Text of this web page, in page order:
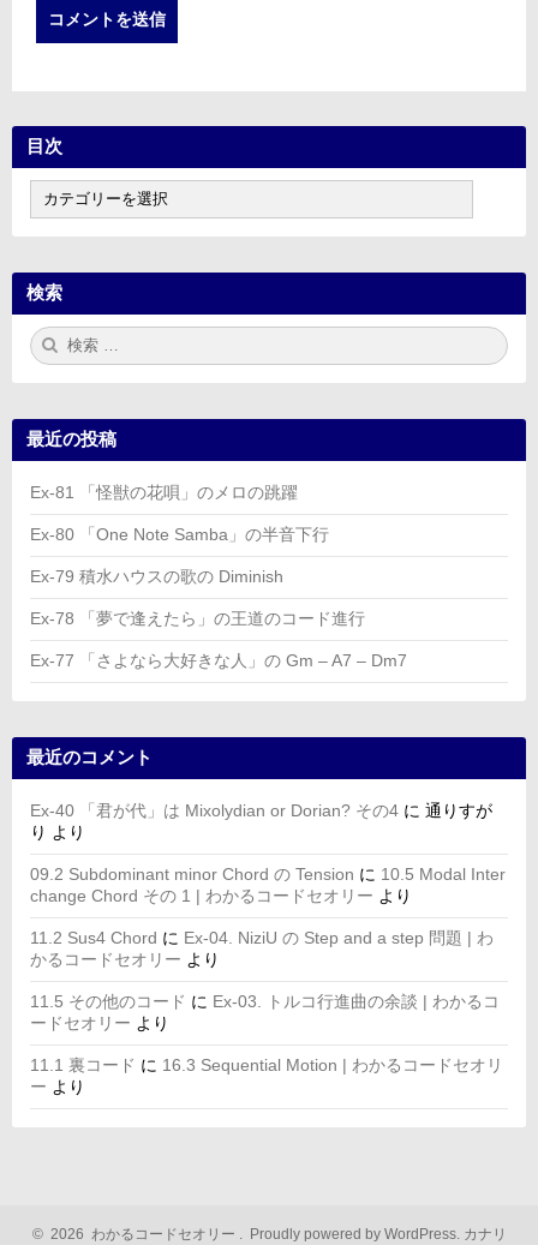
目次
次
検索
検
索:
最近の投稿
Ex-81 「怪獣の花唄」のメロの跳躍
Ex-80 「One Note Samba」の半音下行
Ex-79 積水ハウスの歌の Diminish
Ex-78 「夢で逢えたら」の王道のコード進行
Ex-77 「さよなら大好きな人」の Gm – A7 – Dm7
最近のコメント
Ex-40 「君が代」は Mixolydian or Dorian? その4 に 通りすが
り より
09.2 Subdominant minor Chord の Tension に 10.5 Modal Inter
change Chord その 1 | わかるコードセオリー より
11.2 Sus4 Chord に Ex-04. NiziU の Step and a step 問題 | わ
かるコードセオリー より
11.5 その他のコード に Ex-03. トルコ行進曲の余談 | わかるコ
ードセオリー より
11.1 裏コード に 16.3 Sequential Motion | わかるコードセオリ
ー より
© 2026 わかるコードセオリー Proudly powered by WordPress. カナリ